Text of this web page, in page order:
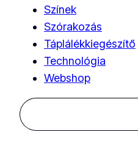
Színek
Szórakozás
Táplálékkiegészítő
Technológia
Webshop
Keresés